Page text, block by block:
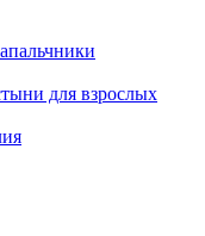
для взрослых